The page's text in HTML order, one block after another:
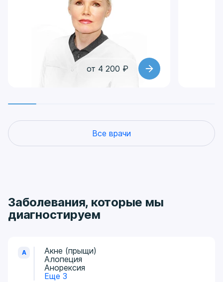
от 4 200 ₽
Все врачи
Заболевания, которые мы
диагностируем
А
Акне (прыщи)
Алопеция
Анорексия
Еще 3